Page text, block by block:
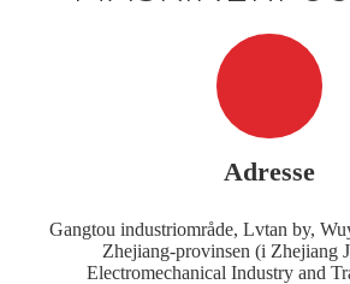
Adresse
Gangtou industriområde, Lvtan by,
Zhejiang-provinsen (i Zhejiang
Electromechanical Industry and